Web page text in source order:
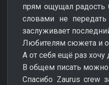
прям ощущал радость
словами не передать
заслуживает
Любителям сюжета и
А от себя ещё раз хочу
В общем писать можно
Спасибо Zaurus crew